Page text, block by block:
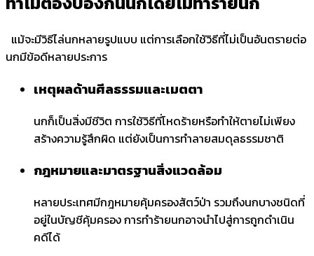
แม้จะมีวิธีไล่นกหลายรูปแบบ แต่การเลือกใช้วิธีที่ไม่เป็นอันตรายต่อ
นกมีข้อดีหลายประการ
เหตุผลด้านศีลธรรมและเมตตา
นกก็เป็นสิ่งมีชีวิต การใช้วิธีที่โหดร้ายหรือทำให้ตายไม่เพียง
สร้างความรู้สึกผิด แต่ยังเป็นการทำลายสมดุลธรรมชาติ
กฎหมายและมาตรฐานสิ่งแวดล้อม
หลายประเทศมีกฎหมายคุ้มครองสัตว์ป่า รวมถึงนกบางชนิดที่
อยู่ในบัญชีคุ้มครอง การทำร้ายนกอาจนำไปสู่การถูกดำเนิน
คดีได้